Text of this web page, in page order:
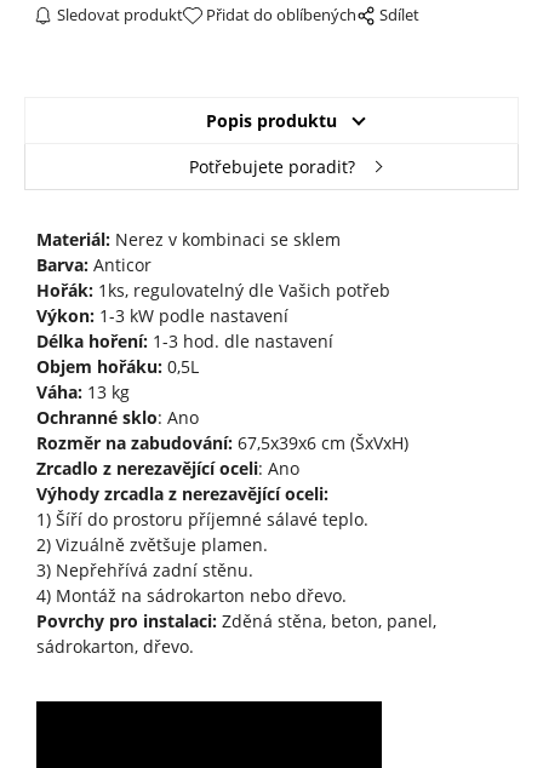
Sledovat produkt Přidat do oblíbených Sdílet
Popis produktu
Potřebujete poradit?
Materiál:Nerez v kombinaci se sklem
Barva:Anticor
Hořák:1ks, regulovatelný dle Vašich potřeb
Výkon:1-3 kW podle nastavení
Délka hoření:1-3 hod. dle nastavení
Objem hořáku:0,5L
Váha:13 kg
Ochranné sklo: Ano
Rozměr na zabudování:67,5x39x6 cm (ŠxVxH)
Zrcadlo z nerezavějící oceli: Ano
Výhody zrcadla z nerezavějící oceli:
1) Šíří do prostoru příjemné sálavé teplo.
2) Vizuálně zvětšuje plamen.
3) Nepřehřívá zadní stěnu.
4) Montáž na sádrokarton nebo dřevo.
Povrchy pro instalaci:Zděná stěna, beton, panel,
sádrokarton, dřevo.